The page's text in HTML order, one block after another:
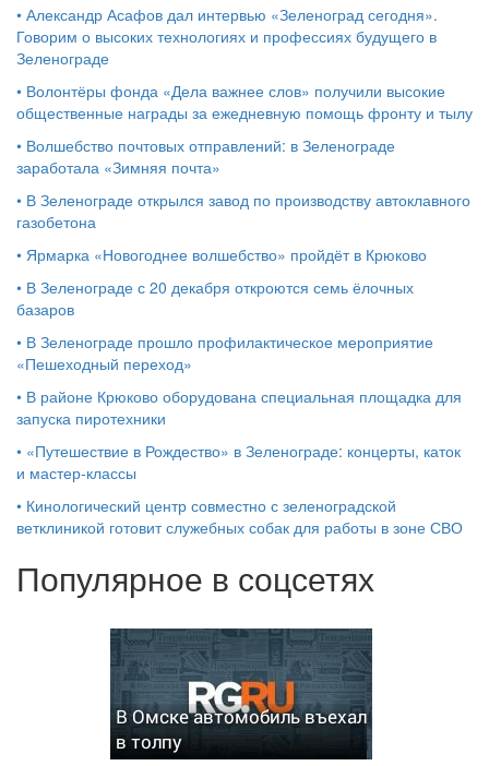
• Александр Асафов дал интервью «Зеленоград сегодня».
Говорим о высоких технологиях и профессиях будущего в
Зеленограде
• Волонтёры фонда «Дела важнее слов» получили высокие
общественные награды за ежедневную помощь фронту и тылу
• Волшебство почтовых отправлений: в Зеленограде
заработала «Зимняя почта»
• В Зеленограде открылся завод по производству автоклавного
газобетона
• Ярмарка «Новогоднее волшебство» пройдёт в Крюково
• В Зеленограде с 20 декабря откроются семь ёлочных
базаров
• В Зеленограде прошло профилактическое мероприятие
«Пешеходный переход»
• В районе Крюково оборудована специальная площадка для
запуска пиротехники
• «Путешествие в Рождество» в Зеленограде: концерты, каток
и мастер‑классы
• Кинологический центр совместно с зеленоградской
ветклиникой готовит служебных собак для работы в зоне СВО
Популярное в соцсетях
В Омске автомобиль въехал
в толпу